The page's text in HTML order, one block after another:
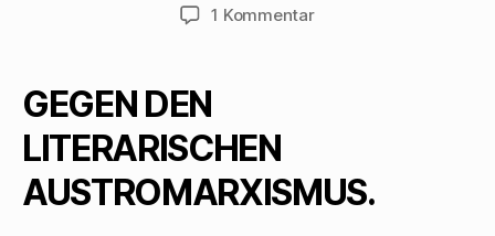
1 Kommentarzu
GEGEN DEN
LITERARISCHEN
AUSTROMARXISMUS.